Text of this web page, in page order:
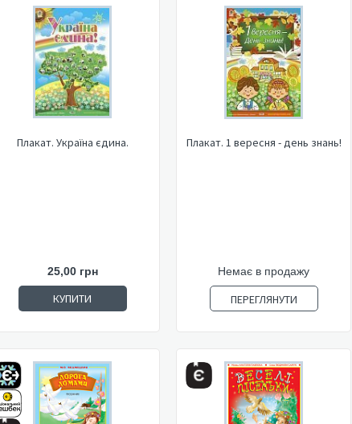
Плакат. Україна єдина.
25,00 грн
КУПИТИ
Плакат. 1 вересня - день знань!
Немає в продажу
ПЕРЕГЛЯНУТИ